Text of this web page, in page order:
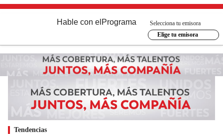
Hable con el Programa
Selecciona tu emisora
Elige tu emisora
Tendencias